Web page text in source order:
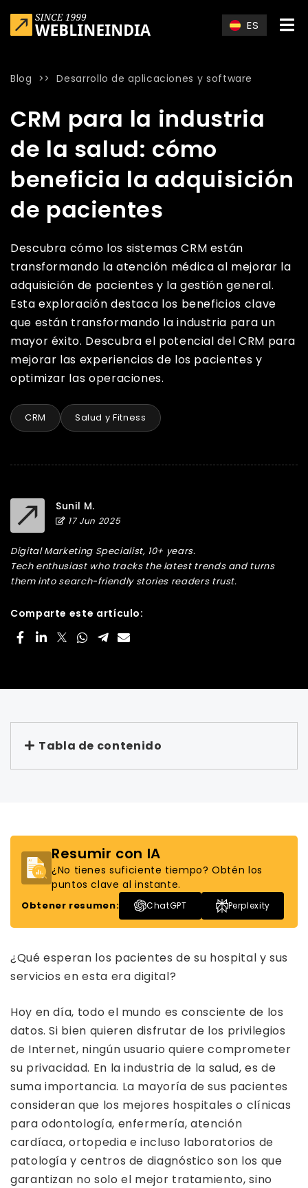
ES
Blog >>Desarrollo de aplicaciones y software
CRM para la industria
de la salud: cómo
beneficia la adquisición
de pacientes
Descubra cómo los sistemas CRM están
transformando la atención médica al mejorar la
adquisición de pacientes y la gestión general.
Esta exploración destaca los beneficios clave
que están transformando la industria para un
mayor éxito. Descubra el potencial del CRM para
mejorar las experiencias de los pacientes y
optimizar las operaciones.
CRM Salud y Fitness
Sunil M.
17 Jun 2025
Digital Marketing Specialist, 10+ years.
Tech enthusiast who tracks the latest trends and turns
them into search-friendly stories readers trust.
Comparte este artículo:
Tabla de contenido
Resumir con IA
¿No tienes suficiente tiempo? Obtén los
puntos clave al instante.
Obtener resumen: ChatGPT Perplexity
¿Qué esperan los pacientes de su hospital y sus
servicios en esta era digital?
Hoy en día, todo el mundo es consciente de los
datos. Si bien quieren disfrutar de los privilegios
de Internet, ningún usuario quiere comprometer
su privacidad. En la industria de la salud, es de
suma importancia. La mayoría de sus pacientes
consideran que los mejores hospitales o clínicas
para odontología, enfermería, atención
cardíaca, ortopedia e incluso laboratorios de
patología y centros de diagnóstico son los que
garantizan no solo el mejor tratamiento, sino